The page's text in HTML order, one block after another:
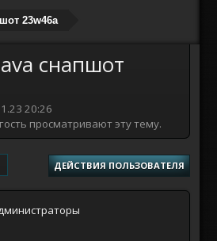
23w46a
снапшот
20:26
просматривают эту тему.
ДЕЙСТВИЯ ПОЛЬЗОВАТЕЛЯ